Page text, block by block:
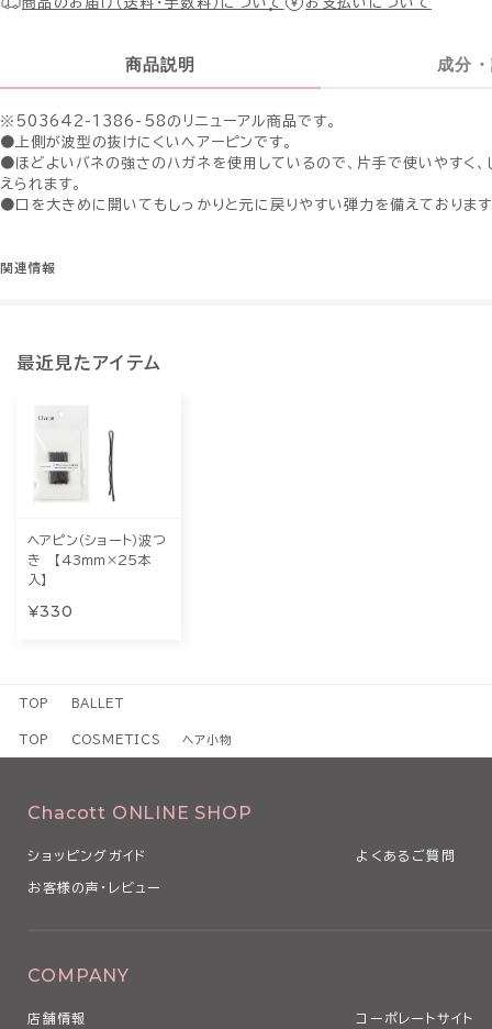
商品説明 成分
※503642-1386-58のリニューアル商品です。
●上側が波型の抜けにくいヘアーピンです。
●ほどよいバネの強さのハガネを使用しているので、片手で使いやすく、
えられます。
●口を大きめに開いてもしっかりと元に戻りやすい弾力を備えております
関連情報
最近見たアイテム
ヘアピン（ショート）波つ
き 【43ｍｍ×25本
入】
¥330
TOP BALLET
TOP COSMETICS ヘア小物
Chacott ONLINE SHOP
ショッピングガイド よくあるご質問
お客様の声・レビュー
COMPANY
店舗情報 コーポレートサイト